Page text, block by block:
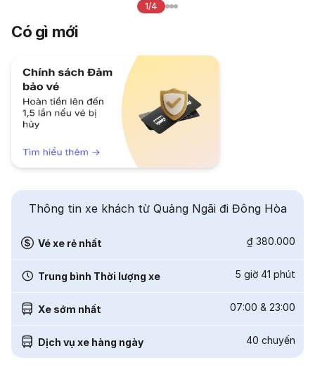
1/4
Có gì mới
Thông tin xe khách từ Quảng Ngãi đi Đông Hòa
Vé xe rẻ nhất ₫ 380.000
Trung bình Thời lượng xe 5 giờ 41 phút
Xe sớm nhất 07:00 & 23:00
Dịch vụ xe hàng ngày 40 chuyến